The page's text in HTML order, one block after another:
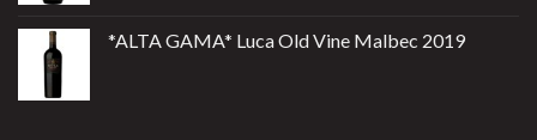
*ALTA GAMA* Luca Old Vine Malbec 2019